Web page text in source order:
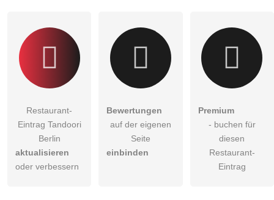
Restaurant-
Eintrag Tandoori
Berlin
aktualisieren
oder verbessern
Bewertungen
auf der eigenen
Seite
einbinden
Premium
- buchen für
diesen
Restaurant-
Eintrag